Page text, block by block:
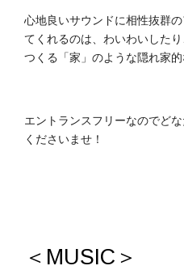
心地良いサウンドに相性抜群
てくれるのは、わいわいした
つくる「家」のような隠れ家的
エントランスフリーなのでど
くださいませ！
＜MUSIC＞